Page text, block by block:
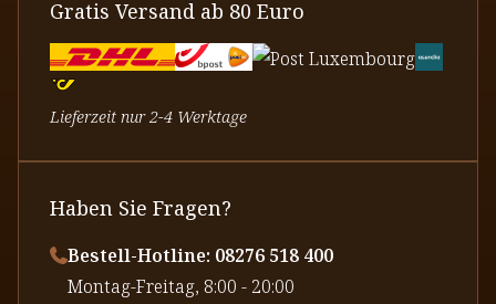
Gratis Versand ab 80 Euro
Lieferzeit nur 2-4 Werktage
Haben Sie Fragen?
Bestell-Hotline: 08276 518 400
⁠Montag-Freitag, 8:00 - 20:00